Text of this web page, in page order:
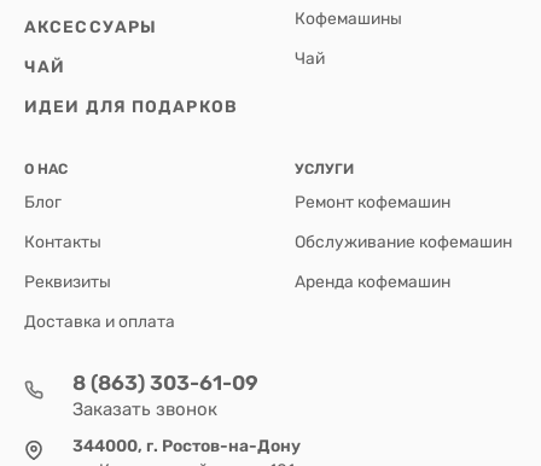
АКСЕССУАРЫ
ЧАЙ
ИДЕИ ДЛЯ ПОДАРКОВ
Кофемашины
Чай
О НАС
Блог
Контакты
Реквизиты
Доставка и оплата
УСЛУГИ
Ремонт кофемашин
Обслуживание кофемашин
Аренда кофемашин
8 (863) 303-61-09
Заказать звонок
344000, г. Ростов-на-Дону